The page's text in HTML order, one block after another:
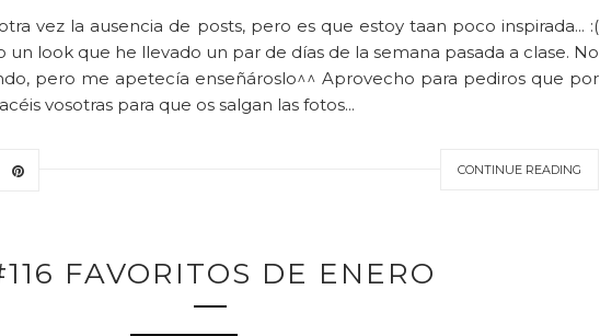
vez la ausencia de posts, pero es que estoy taan poco inspirada... :(
un look que he llevado un par de días de la semana pasada a clase. No
pero me apetecía enseñároslo^^ Aprovecho para pediros que por
vosotras para que os salgan las fotos...
CONTINUE READING
FAVORITOS DE ENERO